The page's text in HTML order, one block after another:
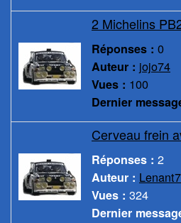
2 Michelins
Réponses : 0
Auteur : jojo74
Vues : 100
Dernier
Cerveau frein
Réponses : 2
Auteur :
Vues : 324
Dernier